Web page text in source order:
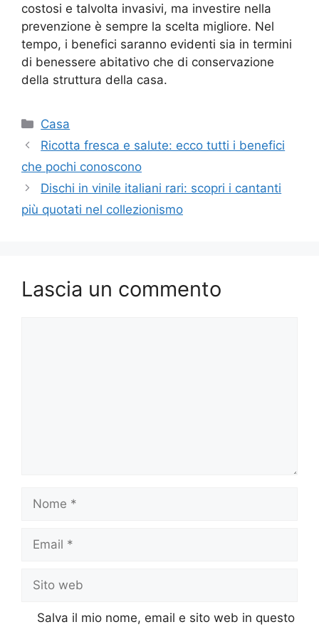
costosi e talvolta invasivi, ma investire nella
prevenzione è sempre la scelta migliore. Nel
tempo, i benefici saranno evidenti sia in termini
di benessere abitativo che di conservazione
della struttura della casa.
Categorie
Casa
Ricotta fresca e salute: ecco tutti i benefici
che pochi conoscono
Dischi in vinile italiani rari: scopri i cantanti
più quotati nel collezionismo
Lascia un commento
web
Salva il mio nome, email e sito web in questo